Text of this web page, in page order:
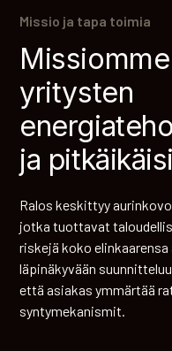
Missio ja tapa toimia
yritysten
ja
Ralos keskittyy
jotka tuottavat
riskejä koko
läpinäkyvään
että asiakas ymmärtää
syntymekanismit.